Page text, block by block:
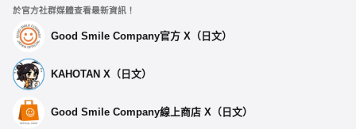
於官方社群媒體查看最新資訊！
Good Smile Company官方 X（日文）
KAHOTAN X（日文）
Good Smile Company線上商店 X（日文）